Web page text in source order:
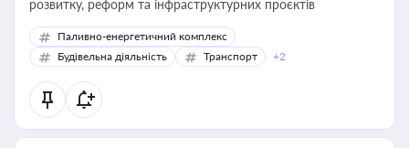
розвитку, реформ та інфраструктурних проєктів
Паливно-енергетичний комплекс
Будівельна діяльність
Транспорт +2